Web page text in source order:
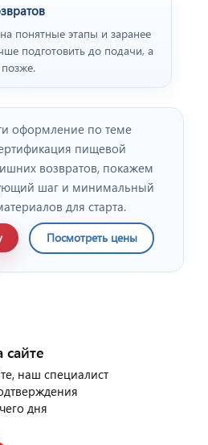
понятные этапы и заранее
подготовить до подачи, а
оформление по теме
пищевой
возвратов, покажем
шаг и минимальный
для старта.
Посмотреть цены
сайте
наш специалист
дня